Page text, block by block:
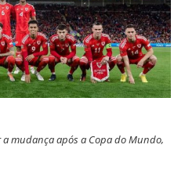
a mudança após a Copa do Mundo,